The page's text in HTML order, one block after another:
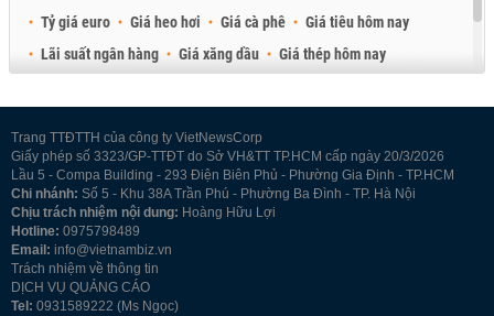
Tỷ giá euro
Giá heo hơi Giá cà phê
Giá tiêu hôm nay
Lãi suất ngân hàng
Giá xăng dầu
Giá thép hôm nay
Trang TTĐTTH của công ty VietNewsCorp
Giấy phép số 3323/GP-TTĐT do Sở VH&TT TP.HCM cấp ngày 20/3/2026
Lầu 5 - Compa Building - 293 Điện Biên Phủ - Phường Gia Định - TP.HCM
Chi nhánh: Số 5 - Khu 38A Trần Phú - Phường Ba Đình - TP. Hà Nội
Chịu trách nhiệm nội dung: Hoàng Hữu Lợi
Hotline: 0975798489
Email: info@vietnambiz.vn
Trách nhiệm về thông tin
DỊCH VỤ QUẢNG CÁO
Tel: 0931589222 (Ms Ngọc)